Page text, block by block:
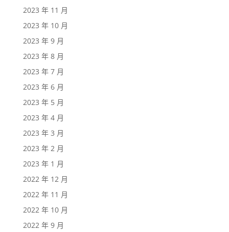
2023 年 11 月
2023 年 10 月
2023 年 9 月
2023 年 8 月
2023 年 7 月
2023 年 6 月
2023 年 5 月
2023 年 4 月
2023 年 3 月
2023 年 2 月
2023 年 1 月
2022 年 12 月
2022 年 11 月
2022 年 10 月
2022 年 9 月